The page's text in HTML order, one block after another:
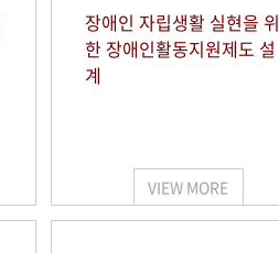
장애인 자립생활 실현을 위
한 장애인활동지원제도 설
계
VIEW MORE